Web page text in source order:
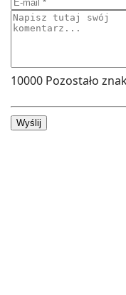
10000 Pozostało
Wyślij